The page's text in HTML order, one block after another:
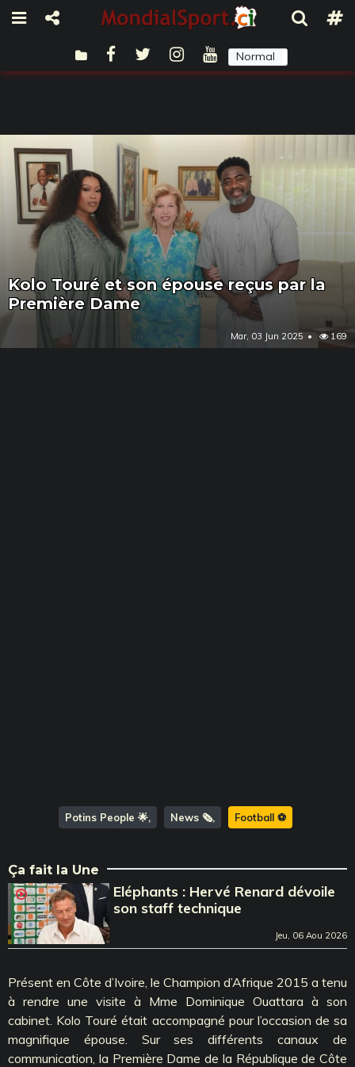
Normal
Kolo Touré et son épouse reçus par la
Première Dame
Mar, 03 Jun 2025 169
Potins People 🌟 News 🗞️ Football ⚽️
Ça fait la Une
Eléphants : Hervé Renard dévoile
son staff technique
Jeu, 06 Aou 2026
Présent en Côte d’Ivoire, le Champion d’Afrique 2015 a tenu
à rendre une visite à Mme Dominique Ouattara à son
cabinet. Kolo Touré était accompagné pour l’occasion de sa
magnifique épouse. Sur ses différents canaux de
communication, la Première Dame de la République de Côte